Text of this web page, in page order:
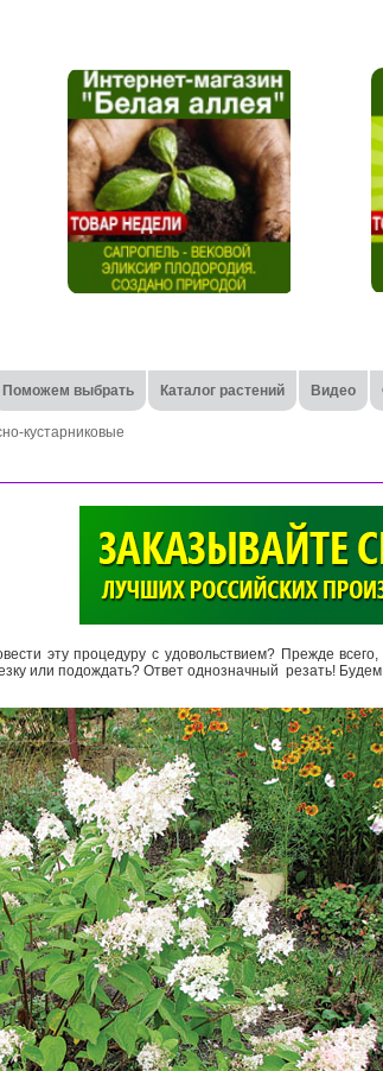
Поможем выбрать Каталог растений Видео
кустарниковые
эту процедуру с удовольствием? Прежде
или подождать? Ответ однозначный ­ резать!